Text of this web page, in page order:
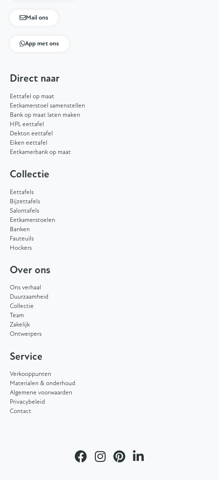
Mail ons
App met ons
Direct naar
Eettafel op maat
Eetkamerstoel samenstellen
Bank op maat laten maken
HPL eettafel
Dekton eettafel
Eiken eettafel
Eetkamerbank op maat
Collectie
Eettafels
Bijzettafels
Salontafels
Eetkamerstoelen
Banken
Fauteuils
Hockers
Over ons
Ons verhaal
Duurzaamheid
Collectie
Team
Zakelijk
Ontwerpers
Service
Verkooppunten
Materialen & onderhoud
Algemene voorwaarden
Privacybeleid
Contact